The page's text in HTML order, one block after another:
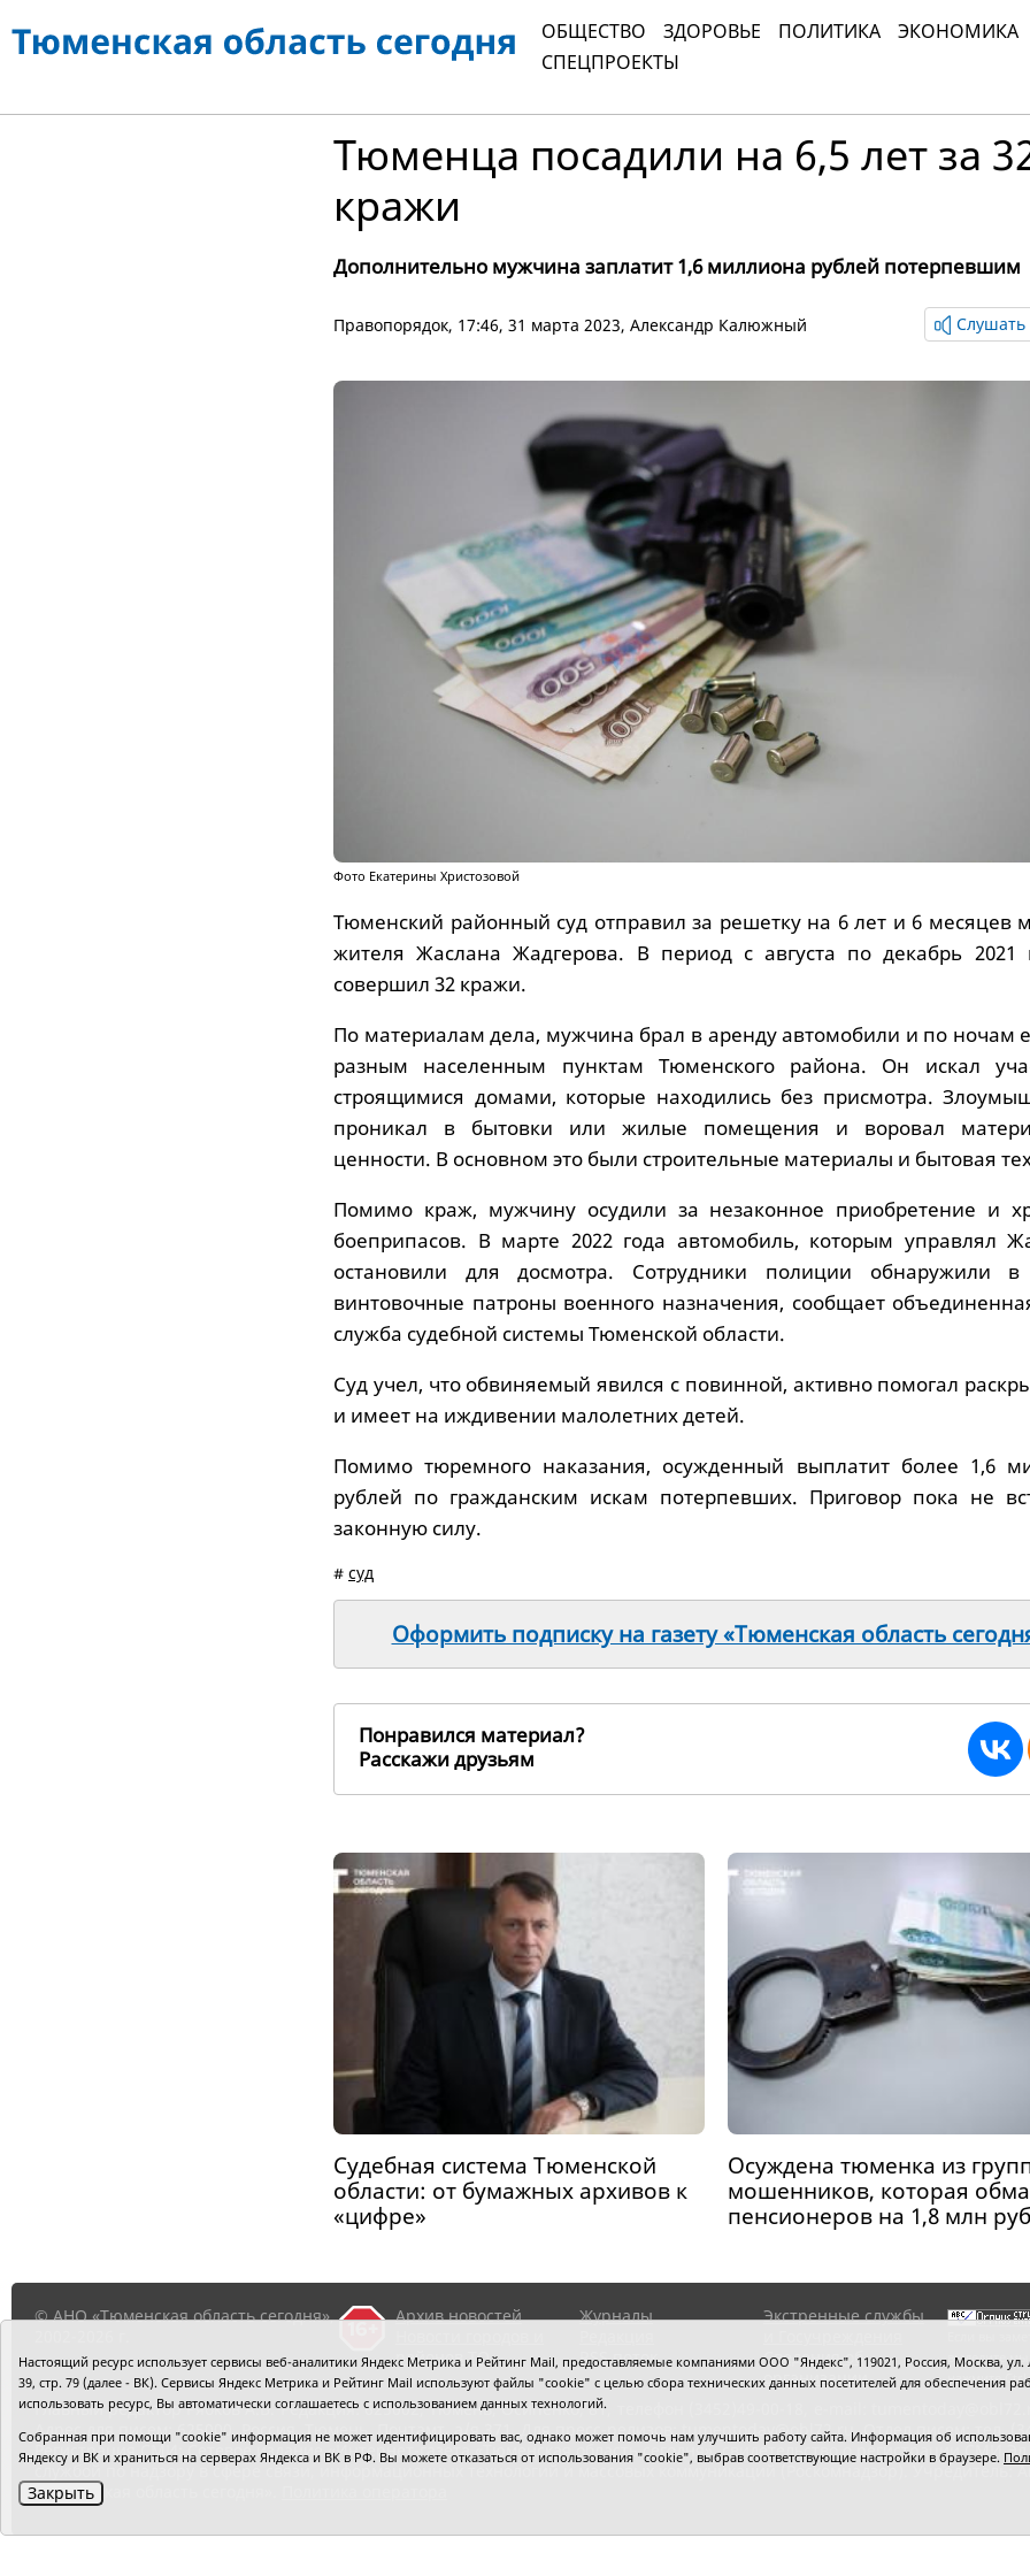
ОБЩЕСТВО ЗДОРОВЬЕ ПОЛИТИКА
ЭКОНОМИКА
СПЕЦПРОЕКТЫ
Тюменца посадили на 6,5 лет за
кражи
Дополнительно мужчина заплатит 1,6 миллиона рублей потерпевшим
Правопорядок, 17:46, 31 марта 2023, Александр Калюжный Слушать
Фото Екатерины Христозовой
Тюменский районный суд отправил за решетку на 6 лет и 6 месяцев
жителя Жаслана Жадгерова. В период с августа по декабрь 2021
совершил 32 кражи.
По материалам дела, мужчина брал в аренду автомобили и по ночам
разным населенным пунктам Тюменского района. Он искал
строящимися домами, которые находились без присмотра.
проникал в бытовки или жилые помещения и воровал
ценности. В основном это были строительные материалы и бытовая
Помимо краж, мужчину осудили за незаконное приобретение и
боеприпасов. В марте 2022 года автомобиль, которым управлял
остановили для досмотра. Сотрудники полиции обнаружили в
винтовочные патроны военного назначения, сообщает
служба судебной системы Тюменской области.
Суд учел, что обвиняемый явился с повинной, активно помогал
и имеет на иждивении малолетних детей.
Помимо тюремного наказания, осужденный выплатит более 1,6
рублей по гражданским искам потерпевших. Приговор пока не
законную силу.
# суд
Оформить подписку на газету «Тюменская область
Понравился материал?
Расскажи друзьям
Судебная система Тюменской
области: от бумажных архивов к
«цифре»
Осуждена тюменка из
мошенников, которая
пенсионеров на 1,8 млн
© АНО «Тюменская область сегодня»,
Архив новостей
районов ТО
Журналы
RSS поток
Экстренные службы
Сведения об
организации
выделите
нажмите
Главный редактор Рябков А.В. Редакция: 625002, Тюмень, Осипенко, 81,
Адрес для писем: 625000, Россия, Тюмень, Почтамт, а/я 371. Для пресс-релизов: tumentoday@obl72.ru. Отдел писем: тел.
Регистрация СМИ: Сетевое издание «Интернет-газета «Тюменская область сегодня», свидетельство о регистрации СМИ
службой по надзору в сфере связи, информационных технологий и массовых коммуникаций (Роскомнадзор). Учредитель:
«Тюменская область сегодня».
Настоящий ресурс использует сервисы веб-аналитики Яндекс Метрика и Рейтинг Mail, предоставляемые компаниями ООО "Яндекс", 119021, Россия, Москва,
39, стр. 79 (далее - ВК). Сервисы Яндекс Метрика и Рейтинг Mail используют файлы "cookie" с целью сбора технических данных посетителей для обеспечения
использовать ресурс, Вы автоматически соглашаетесь с использованием данных технологий.
Собранная при помощи "cookie" информация не может идентифицировать вас, однако может помочь нам улучшить работу сайта. Информация об
Яндексу и ВК и храниться на серверах Яндекса и ВК в РФ. Вы можете отказаться от использования "cookie", выбрав соответствующие настройки в браузере.
Закрыть